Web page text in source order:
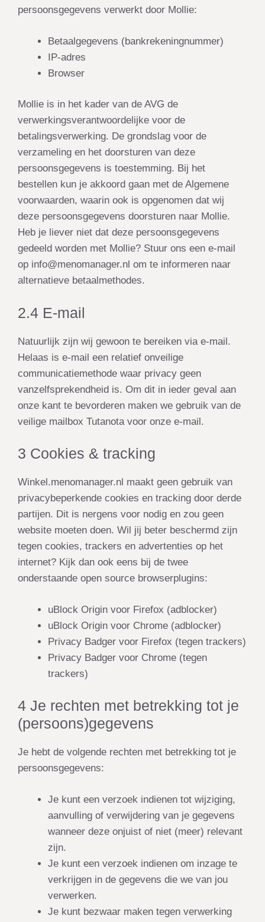
persoonsgegevens verwerkt door Mollie:
Betaalgegevens (bankrekeningnummer)
IP-adres
Browser
Mollie is in het kader van de AVG de
verwerkingsverantwoordelijke voor de
betalingsverwerking. De grondslag voor de
verzameling en het doorsturen van deze
persoonsgegevens is toestemming. Bij het
bestellen kun je akkoord gaan met de Algemene
voorwaarden, waarin ook is opgenomen dat wij
deze persoonsgegevens doorsturen naar Mollie.
Heb je liever niet dat deze persoonsgegevens
gedeeld worden met Mollie? Stuur ons een e-mail
op info@menomanager.nl om te informeren naar
alternatieve betaalmethodes.
2.4 E-mail
Natuurlijk zijn wij gewoon te bereiken via e-mail.
Helaas is e-mail een relatief onveilige
communicatiemethode waar privacy geen
vanzelfsprekendheid is. Om dit in ieder geval aan
onze kant te bevorderen maken we gebruik van de
veilige mailbox Tutanota voor onze e-mail.
3 Cookies & tracking
Winkel.menomanager.nl maakt geen gebruik van
privacybeperkende cookies en tracking door derde
partijen. Dit is nergens voor nodig en zou geen
website moeten doen. Wil jij beter beschermd zijn
tegen cookies, trackers en advertenties op het
internet? Kijk dan ook eens bij de twee
onderstaande open source browserplugins:
uBlock Origin voor Firefox (adblocker)
uBlock Origin voor Chrome (adblocker)
Privacy Badger voor Firefox (tegen trackers)
Privacy Badger voor Chrome (tegen
trackers)
4 Je rechten met betrekking tot je
(persoons)gegevens
Je hebt de volgende rechten met betrekking tot je
persoonsgegevens:
Je kunt een verzoek indienen tot wijziging,
aanvulling of verwijdering van je gegevens
wanneer deze onjuist of niet (meer) relevant
zijn.
Je kunt een verzoek indienen om inzage te
verkrijgen in de gegevens die we van jou
verwerken.
Je kunt bezwaar maken tegen verwerking